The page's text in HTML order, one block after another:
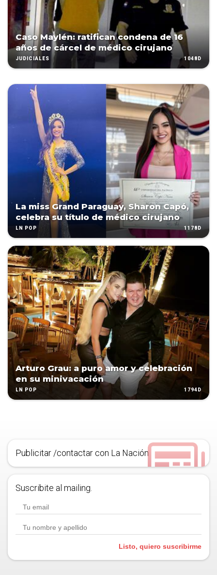
Caso Maylén: ratifican condena de 16
años de cárcel de médico cirujano
JUDICIALES 1048D
La miss Grand Paraguay, Sharon Capó,
celebra su título de médico cirujano
LN POP 1178D
Arturo Grau: a puro amor y celebración
en su minivacación
LN POP 1794D
Publicitar /contactar con La Nación
Suscribite al mailing.
Listo, quiero suscribirme